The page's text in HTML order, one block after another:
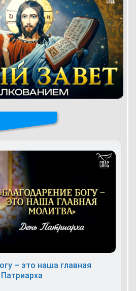
– это наша главная